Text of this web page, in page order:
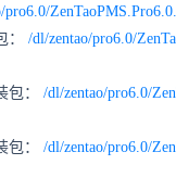
pro6.0/
： /dl/zentao/pro6.0/
包： /dl/zentao/pro6.0/
包： /dl/zentao/pro6.0/